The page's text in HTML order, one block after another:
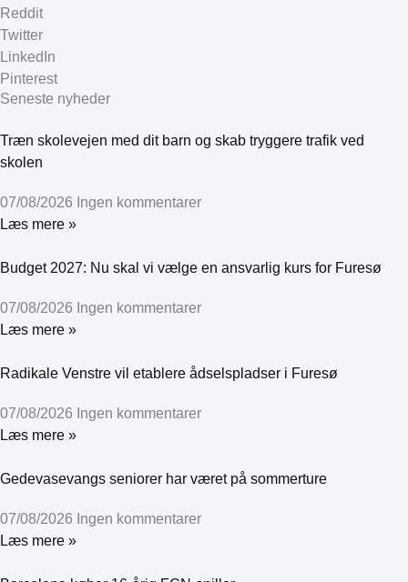
Reddit
Twitter
LinkedIn
Pinterest
Seneste nyheder
Træn skolevejen med dit barn og skab tryggere trafik ved
skolen
07/08/2026 Ingen kommentarer
Læs mere »
Budget 2027: Nu skal vi vælge en ansvarlig kurs for Furesø
07/08/2026 Ingen kommentarer
Læs mere »
Radikale Venstre vil etablere ådselspladser i Furesø
07/08/2026 Ingen kommentarer
Læs mere »
Gedevasevangs seniorer har været på sommerture
07/08/2026 Ingen kommentarer
Læs mere »